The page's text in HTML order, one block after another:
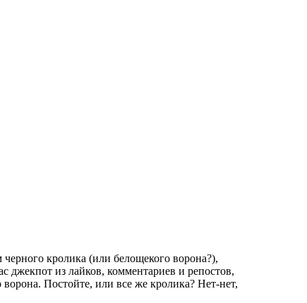
кролика (или белощекого ворона?),
из лайков, комментариев и репостов,
ворона. Постойте, или все же кролика? Нет-нет,